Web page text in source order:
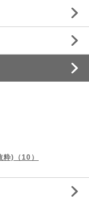
)（10）